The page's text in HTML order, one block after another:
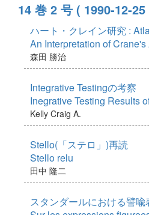
14 巻 2 号 ( 1990-12-25
ハート・クレイン研究 :
An Interpretation of Crane's
森田 勝治
Integrative Testingの考察
Inegrative Testing Results
Kelly Craig A.
Stello(「ステロ」)再読
Stello relu
田中 隆二
スタンダールにおける譬喩